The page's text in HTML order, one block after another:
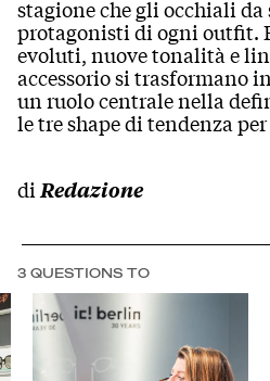
stagione che gli occhiali
protagonisti di ogni outfit.
evoluti, nuove tonalità e
accessorio si trasformano
un ruolo centrale nella
le tre shape di tendenza per
di Redazione
3 QUESTIONS TO